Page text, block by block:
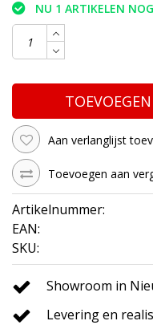
NU 1 ARTIKELEN
Aan verlanglijst
Toevoegen aan
Artikelnummer:
EAN:
SKU:
Showroom in
Levering en